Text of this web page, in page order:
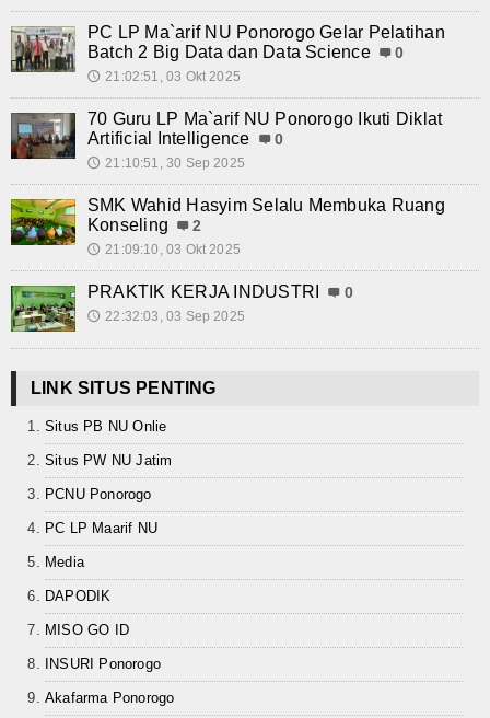
Olahraga
Kesehatan
Sekilas Data Sekolah
Miso Farma
Guru dan Karyawan
Kalender Pendidikan
Siswa Aktif
Alumni
Koleksi Video
Foto Kegiatan
Unduh
Unit Produksi
PC LP Ma`arif NU Ponorogo Gelar Pelatihan
Batch 2 Big Data dan Data Science
0
🕔 21:02:51, 03 Okt 2025
70 Guru LP Ma`arif NU Ponorogo Ikuti Diklat
Artificial Intelligence
0
🕔 21:10:51, 30 Sep 2025
SMK Wahid Hasyim Selalu Membuka Ruang
Konseling
2
🕔 21:09:10, 03 Okt 2025
PRAKTIK KERJA INDUSTRI 0
🕔 22:32:03, 03 Sep 2025
LINK SITUS PENTING
Situs PB NU Onlie
Situs PW NU Jatim
PCNU Ponorogo
PC LP Maarif NU
Media
DAPODIK
MISO GO ID
INSURI Ponorogo
Akafarma Ponorogo